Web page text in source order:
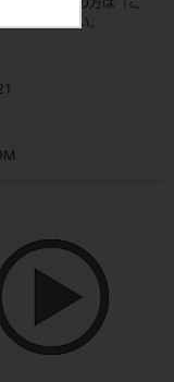
登録がまだの方は『
こ
登録ください。